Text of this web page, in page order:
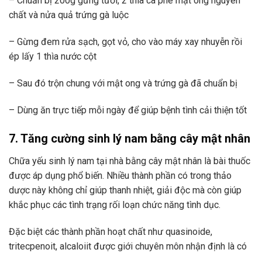
chất và nửa quả trứng gà luộc
– Gừng đem rửa sạch, gọt vỏ, cho vào máy xay nhuyễn rồi
ép lấy 1 thìa nước cột
– Sau đó trộn chung với mật ong và trứng gà đã chuẩn bị
– Dùng ăn trực tiếp mỗi ngày để giúp bệnh tình cải thiện tốt
7. Tăng cường sinh lý nam bằng cây mật nhân
Chữa yếu sinh lý nam tại nhà bằng cây mật nhân là bài thuốc
được áp dụng phổ biến. Nhiều thành phần có trong thảo
dược này không chỉ giúp thanh nhiệt, giải độc mà còn giúp
khắc phục các tình trạng rối loạn chức năng tình dục.
Đặc biệt các thành phần hoạt chất như quasinoide,
tritecpenoit, alcaloiit được giới chuyên môn nhận định là có